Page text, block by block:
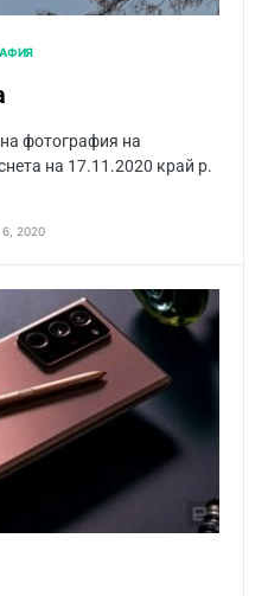
фотография на
на 17.11.2020 край р.
2020